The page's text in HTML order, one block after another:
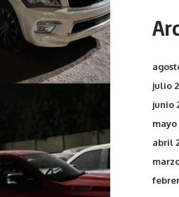
julio
junio
mayo
abril